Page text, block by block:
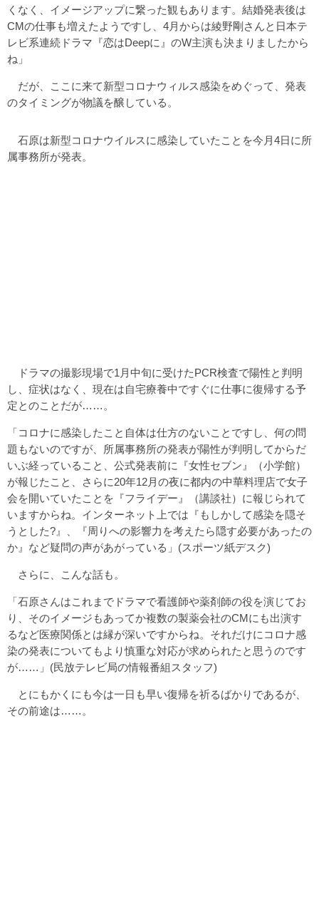
くなく、イメージアップに繋った観もあります。結婚発表後は
CMの仕事も増えたようですし、4月からは綾野剛さんと日本テ
レビ系連続ドラマ『恋はDeepに』のW主演も決まりましたから
ね」
だが、ここに来て新型コロナウィルス感染をめぐって、発表
のタイミングが物議を醸している。
石原は新型コロナウイルスに感染していたことを今月4日に所
属事務所が発表。
ドラマの撮影現場で1月中旬に受けたPCR検査で陽性と判明
し、症状はなく、現在は自宅療養中ですぐに仕事に復帰する予
定とのことだが……。
「コロナに感染したこと自体は仕方のないことですし、何の問
題もないのですが、所属事務所の発表が陽性が判明してからだ
いぶ経っていること、公式発表前に『女性セブン』（小学館）
が報じたこと、さらに20年12月の夜に都内の中華料理店で女子
会を開いていたことを『フライデー』（講談社）に報じられて
いますからね。インターネット上では『もしかして感染を隠そ
うとした?』、『周りへの影響力を考えたら隠す必要があったの
か』など疑問の声があがっている」(スポーツ紙デスク)
さらに、こんな話も。
「石原さんはこれまでドラマで看護師や薬剤師の役を演じてお
り、そのイメージもあってか複数の製薬会社のCMにも出演す
るなど医療関係とは縁が深いですからね。それだけにコロナ感
染の発表についてもより慎重な対応が求められたと思うのです
が……」(民放テレビ局の情報番組スタッフ)
とにもかくにも今は一日も早い復帰を祈るばかりであるが、
その前途は……。